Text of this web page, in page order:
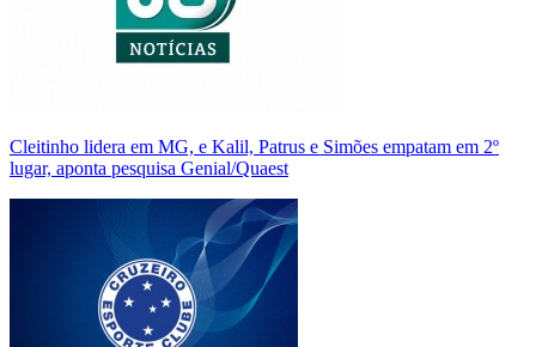
Cleitinho lidera em MG, e Kalil, Patrus e Simões empatam em 2º
lugar, aponta pesquisa Genial/Quaest